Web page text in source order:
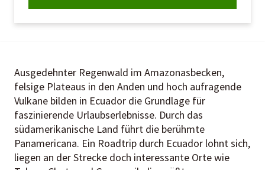
Ausgedehnter Regenwald im Amazonasbecken,
felsige Plateaus in den Anden und hoch aufragende
Vulkane bilden in Ecuador die Grundlage für
faszinierende Urlaubserlebnisse. Durch das
südamerikanische Land führt die berühmte
Panamericana. Ein Roadtrip durch Ecuador lohnt sich,
liegen an der Strecke doch interessante Orte wie